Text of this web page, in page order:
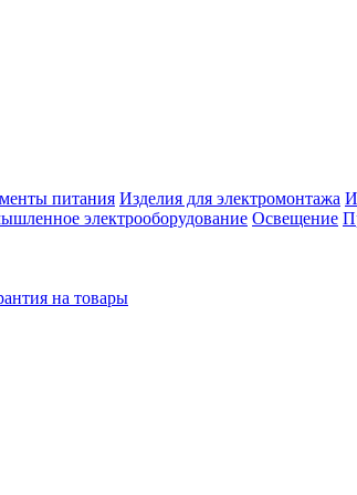
питания Изделия для электромонтажа
электрооборудование Освещение
на товары